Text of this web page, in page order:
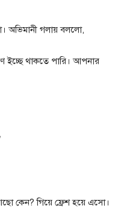
অভিমানী গলায় বললো,
ইচ্ছে থাকতে পারি। আপনার
কেন? গিয়ে ফ্রেশ হয়ে এসো।